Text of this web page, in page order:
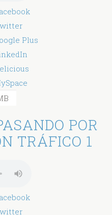
POR
TRÁFICO 1